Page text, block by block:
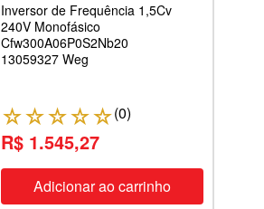
Inversor de Frequência 1,5Cv
240V Monofásico
Cfw300A06P0S2Nb20
13059327 Weg
☆☆☆☆☆(0)
R$ 1.545,27
Adicionar ao carrinho